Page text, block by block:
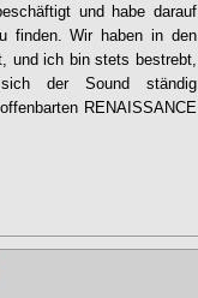
und habe darauf
finden. Wir haben in den
und ich bin stets bestrebt,
der Sound ständig
RENAISSANCE